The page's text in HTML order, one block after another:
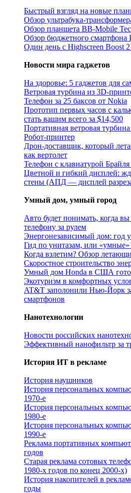
Быстрый взгляд на новые
Обзор ультрабука-
Обзор планшета BB-Mobile
Обзор бюджетного смартфона
Один день с Highscreen Boost 2
Новости мира гаджетов
На здоровье: 5 гаджетов для
Ветровая турбина из 3D-
Телефон за 25 баксов от Nokia
Прототип первых часов с
стать вашим всего за $14,500
Портативная ветровая
Робот-принтер
Дрон-доставщик, который
как вертолет
Телефон с клавиатурой
Цветной и гибкий дисплей:
стены (АПД — дисплей
Умный дом, умный город
Авто будет понимать, когда вы
телефону за рулем
Энергонезависимый дом: год
Гид по унитазам, или «умные»
Когда взлетим? Обзор
Скоростное строительство
Умный дом Honda в США
Экотуризм в комфортных
AT&T заполонили Нью-Йорк
смартфонов
Нанотехнологии
Новости российских
Эффективный нанофильтр за
История ИТ в рекламе
История наушников
История персональных
1970-е
История персональных
1980-е
История персональных
1990-е
Реклама портативных
годов
Старая реклама сотовых
1980-х годов по конец 2000-х)
История накопителей в
годы